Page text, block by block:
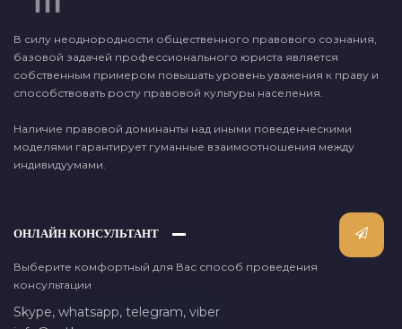
В силу неоднородности общественного правового сознания,
базовой задачей профессионального юриста является
собственным примером повышать уровень уважения к праву и
способствовать росту правовой культуры населения.
Наличие правовой доминанты над иными поведенческими
моделями гарантирует гуманные взаимоотношения между
индивидуумами.
ОНЛАЙН КОНСУЛЬТАНТ
Выберите комфортный для Вас способ проведения
консультации
Skype, whatsapp, telegram, viber